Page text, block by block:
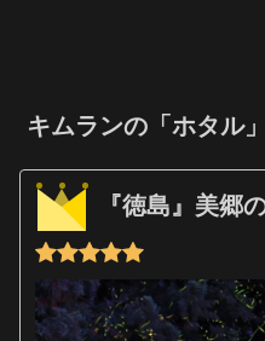
キムランの「ホタル
『徳島』美郷